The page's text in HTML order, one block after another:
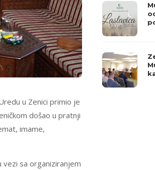
u Zenici primio je
došao u pratnji
imame,
sa organiziranjem